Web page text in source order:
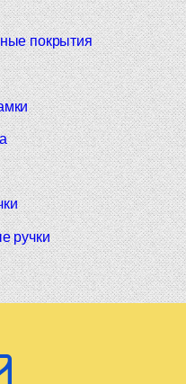
покрытия
ручки